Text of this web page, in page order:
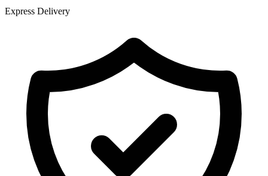
Express Delivery